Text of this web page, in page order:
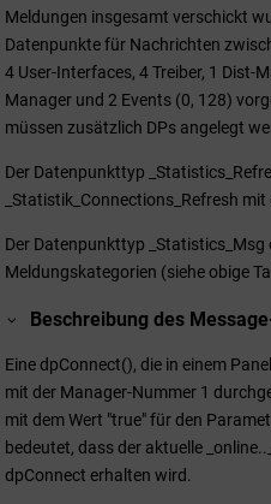
Meldungen insgesamt verschickt
Datenpunkte für Nachrichten
4 User-Interfaces, 4 Treiber, 1 Dist-
Manager und 2 Events (0, 128)
müssen zusätzlich DPs angelegt
Der Datenpunkttyp
_Statistik_Connections_Refresh
Der Datenpunkttyp
Meldungskategorien (siehe obige
Beschreibung des
Eine dpConnect(), die in einem
mit der Manager-Nummer 1
mit dem Wert "true" für den
bedeutet, dass der aktuelle
dpConnect erhalten wird.